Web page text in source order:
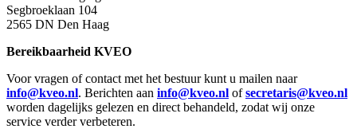
Segbroeklaan 104
2565 DN Den Haag
Bereikbaarheid KVEO
Voor vragen of contact met het bestuur kunt u mailen naar
info@kveo.nl. Berichten aan info@kveo.nl ofsecretaris@kveo.nl
worden dagelijks gelezen en direct behandeld, zodat wij onze
service verder verbeteren.